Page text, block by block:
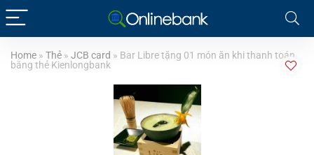
Home » Thẻ » JCB card » Bar Libre tặng 01 món ăn khi thanh toán
bằng thẻ Kienlongbank